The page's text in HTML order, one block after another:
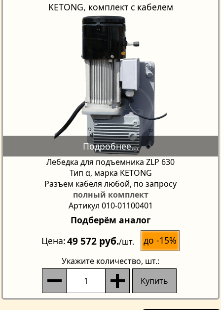
KETONG, комплект с кабелем
Лебедка для подъемника ZLP 630
Тип α, марка KETONG
Разъем кабеля любой, по запросу
полный комплект
Артикул 010-01100401
Подберём аналог
Цена 49 572 руб./шт. до -15%
Укажите количество, шт.:
Купить